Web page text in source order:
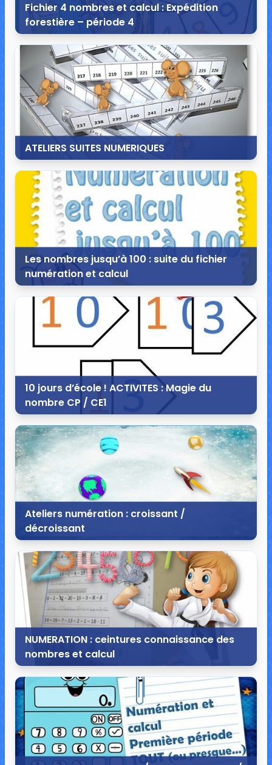
Fichier 4 nombres et calcul : Expédition
forestière – période 4
22 février 2015
6 commentaires
16 961 vues
ATELIERS SUITES NUMERIQUES
20 février 2015
30 commentaires
29 133 vues
Les nombres jusqu’à 100 : suite du fichier
numération et calcul
28 octobre 2014
2 commentaires
22 785 vues
10 jours d’école ! ACTIVITES : Magie du
nombre CP / CE1
17 septembre 2014
3 commentaires
34 042 vues
Ateliers numération : croissant /
décroissant
5 septembre 2014
5 commentaires
17 155 vues
NUMERATION : ceintures connaissance des
nombres et calcul
15 août 2014
60 commentaires
141 912 vues